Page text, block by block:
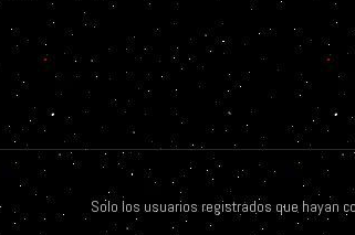
Solo los usuarios registrados que hayan